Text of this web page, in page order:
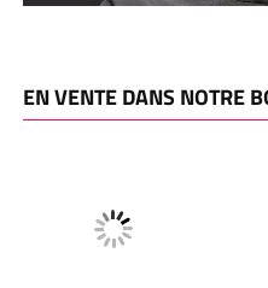
EN VENTE DANS NOTRE